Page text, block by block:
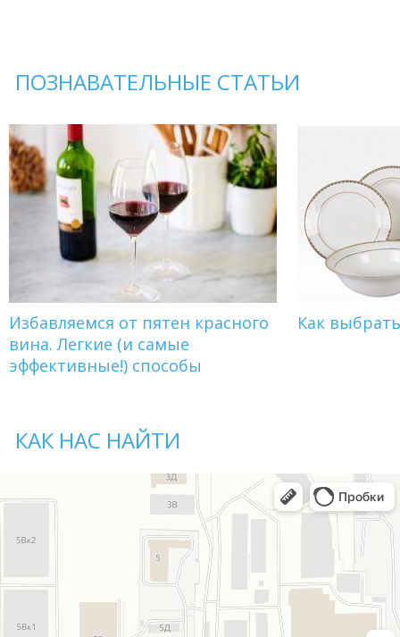
ПОЗНАВАТЕЛЬНЫЕ СТАТЬИ
Избавляемся от пятен красного
вина. Легкие (и самые
эффективные!) способы
Как
КАК НАС НАЙТИ